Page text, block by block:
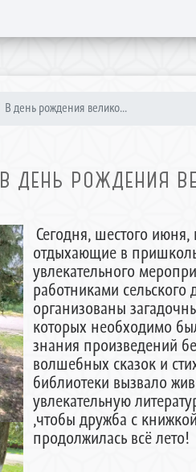
В день рождения велико...
В ДЕНЬ РОЖДЕНИЯ
Сегодня, шестого
отдыхающие в
увлекательного
работниками
организованы
которых необходимо
знания произведений
волшебных сказок и
библиотеки вызвало
увлекательную
,чтобы дружба с
продолжилась всё лето!